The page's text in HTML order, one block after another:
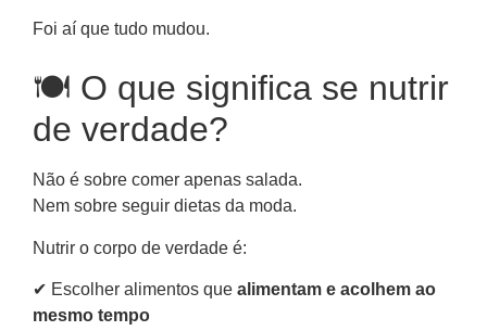
Foi aí que tudo mudou.
🍽️ O que significa se nutrir
de verdade?
Não é sobre comer apenas salada.
Nem sobre seguir dietas da moda.
Nutrir o corpo de verdade é:
✔ Escolher alimentos que alimentam e acolhem ao
mesmo tempo